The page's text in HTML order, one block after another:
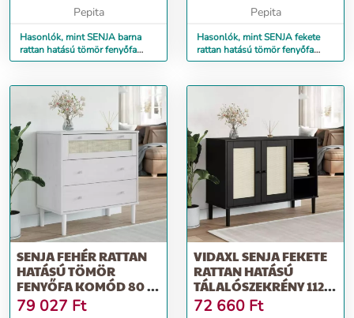
Pepita
Hasonlók, mint SENJA barna
rattan hatású tömör fenyőfa
komód 80 x 40 x 80 cm
Pepita
Hasonlók, mint SENJA fekete
rattan hatású tömör fenyőfa
komód 80 x 40 x 80 cm
SENJA FEHÉR RATTAN
HATÁSÚ TÖMÖR
FENYŐFA KOMÓD 80 X
40 X 80 CM
79 027 Ft
VIDAXL SENJA FEKETE
RATTAN HATÁSÚ
TÁLALÓSZEKRÉNY 112 X
40 X 80 CM
72 660 Ft